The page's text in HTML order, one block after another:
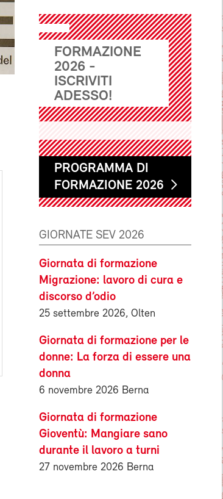
FORMAZIONE
2026 -
ISCRIVITI
ADESSO!
PROGRAMMA DI
FORMAZIONE 2026
GIORNATE SEV 2026
Giornata di formazione
Migrazione: lavoro di cura e
discorso d’odio
25 settembre 2026, Olten
Giornata di formazione per le
donne: La forza di essere una
donna
6 novembre 2026 Berna
Giornata di formazione
Gioventù: Mangiare sano
durante il lavoro a turni
27 novembre 2026 Berna